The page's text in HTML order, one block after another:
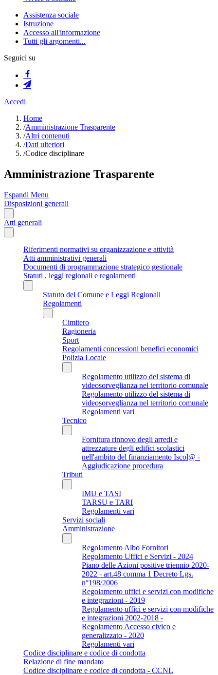
Assistenza sociale
Istruzione
Accesso all'informazione
Tutti gli argomenti...
Seguici su
Accedi
Home
/Amministrazione Trasparente
/Altri contenuti
/Dati ulteriori
/Codice disciplinare
Amministrazione Trasparente
Espandi Menu
Disposizioni generali
Atti generali
Riferimenti normativi su organizzazione e attività
Atti amministrativi generali
Documenti di programmazione strategico gestionale
Statuti , leggi regionali e regolamenti
Statuto del Comune e Leggi Regionali
Regolamenti
Cimitero
Ragioneria
Sport
Regolamenti concessioni benefici economici
Polizia Locale
Regolamento utilizzo del sistema di
videosorveglianza nel territorio comunale
Regolamento utilizzo del sistema di
videosorveglianza nel territorio comunale
Regolamenti vari
Tecnico
Fornitura rinnovo degli arredi e
attrezzature degli edifici scolastici
nell'ambito del finanziamento Iscol@ -
Aggiudicazione procedura
Tributi
IMU e TASI
TARSU e TARI
Regolamenti vari
Servizi sociali
Amministrazione
Regolamento Albo Fornitori
Regolamento Uffici e Servizi - 2024
Piano delle Azioni positive triennio 2020-
2022 - art.48 comma 1 Decreto Lgs.
n°198/2006
Regolamento uffici e servizi con modifiche
e integrazioni - 2019
Regolamento uffici e servizi con modifiche
e integrazioni 2002-2018 -
Regolamento Accesso civico e
generalizzato - 2020
Regolamenti vari
Codice disciplinare e codice di condotta
Relazione di fine mandato
Codice disciplinare e codice di condotta - CCNL